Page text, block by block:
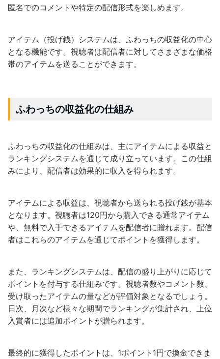
匿名でのコメントや特定の配信形式を楽しめます。
アイテム（投げ銭）システムは、ふわっちの収益化の中心
となる機能です。視聴者は配信者に対してさまざまな価格
帯のアイテムを送ることができます。
ふわっちの収益化の仕組み
ふわっちの収益化の仕組みは、主にアイテムによる収益と
ランキングシステムを通じて成り立っています。この仕組
みにより、配信者は効果的に収入を得られます。
アイテムによる収益は、視聴者から送られる投げ銭が基本
となります。視聴者は120円から購入できる通常アイテム
や、無料で入手できるアイテムを配信者に贈れます。配信
者はこれらのアイテムを通じてポイントを獲得します。
また、ランキングシステムは、配信の盛り上がりに応じて
ポイントを付与する仕組みです。視聴者数やコメント数、
受け取ったアイテムの量などが評価対象となるでしょう。
日次、月次など様々な期間でランキングが集計され、上位
入賞者には追加ポイントが贈られます。
最終的に獲得したポイントは、1ポイント1円で換金できま